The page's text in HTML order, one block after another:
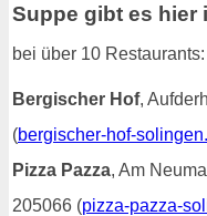
Suppe gibt es hier
bei über 10 Restaurants:
Bergischer Hof,
(bergischer-hof-
Pizza Pazza, Am
205066 (pizza-pazza-